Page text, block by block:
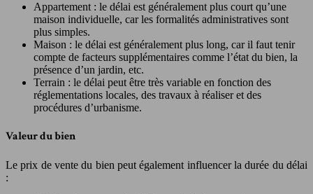
Appartement : le délai est généralement plus court qu’une
maison individuelle, car les formalités administratives sont
plus simples.
Maison : le délai est généralement plus long, car il faut tenir
compte de facteurs supplémentaires comme l’état du bien, la
présence d’un jardin, etc.
Terrain : le délai peut être très variable en fonction des
réglementations locales, des travaux à réaliser et des
procédures d’urbanisme.
Valeur du bien
Le prix de vente du bien peut également influencer la durée du délai
: